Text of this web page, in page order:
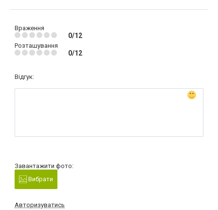
Враження
0/12
Розташування
0/12
Відгук:
Завантажити фото:
Вибрати
Авторизуватись